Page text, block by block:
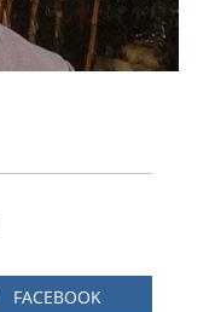
FACEBOOK